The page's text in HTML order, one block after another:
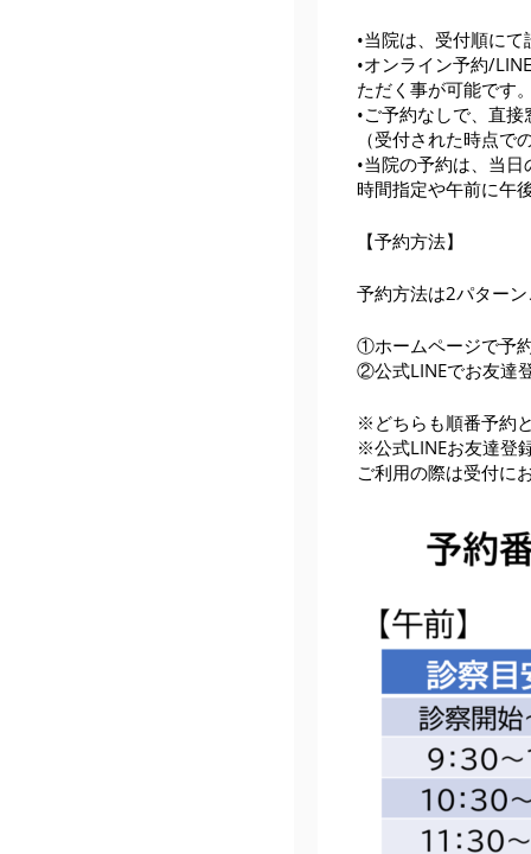
•当院は、受付順に
•オンライン予約/
ただく事が可能です
•ご予約なしで、直
（受付された時点
•当院の予約は、当
時間指定や午前に午
【予約方法】
予約方法は2パター
①ホームページで予
②公式LINEでお友達
※どちらも順番予約
※公式LINEお友達登
ご利用の際は受付に